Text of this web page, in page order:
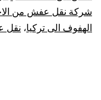
|
شركة نقل عفش من
الهفوف الى تركيا، نقل